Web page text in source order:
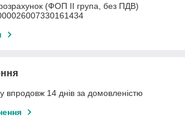
розрахунок (ФОП II група, без ПДВ)
впродовж 14 днів за домовленістю